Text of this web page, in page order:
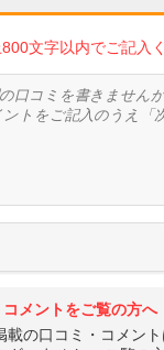
文字以内でご記入
コメントをご覧の方へ
載の口コミ・コメン